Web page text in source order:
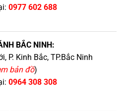
0977 602 688
BẮC NINH:
P. Kinh Bắc, TP.Bắc Ninh
bản đồ)
0964 308 308